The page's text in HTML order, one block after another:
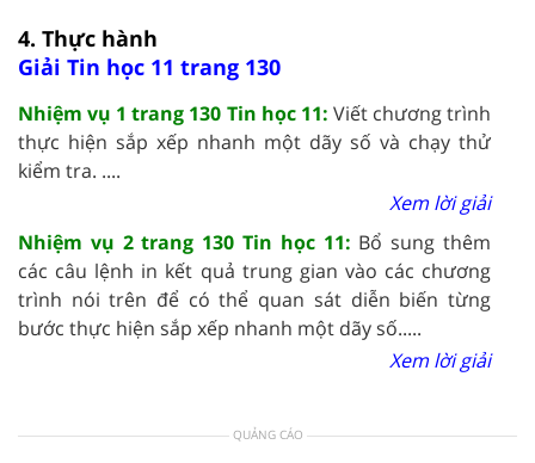
4. Thực hành
Giải Tin học 11 trang 130
Nhiệm vụ 1 trang 130 Tin học 11: Viết chương trình
thực hiện sắp xếp nhanh một dãy số và chạy thử
kiểm tra. ....
Xem lời giải
Nhiệm vụ 2 trang 130 Tin học 11: Bổ sung thêm
các câu lệnh in kết quả trung gian vào các chương
trình nói trên để có thể quan sát diễn biến từng
bước thực hiện sắp xếp nhanh một dãy số.....
Xem lời giải
QUẢNG CÁO